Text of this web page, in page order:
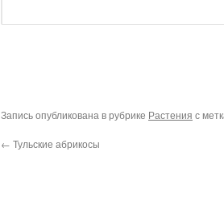
Запись опубликована в рубрике Растения с
← Тульские абрикосы